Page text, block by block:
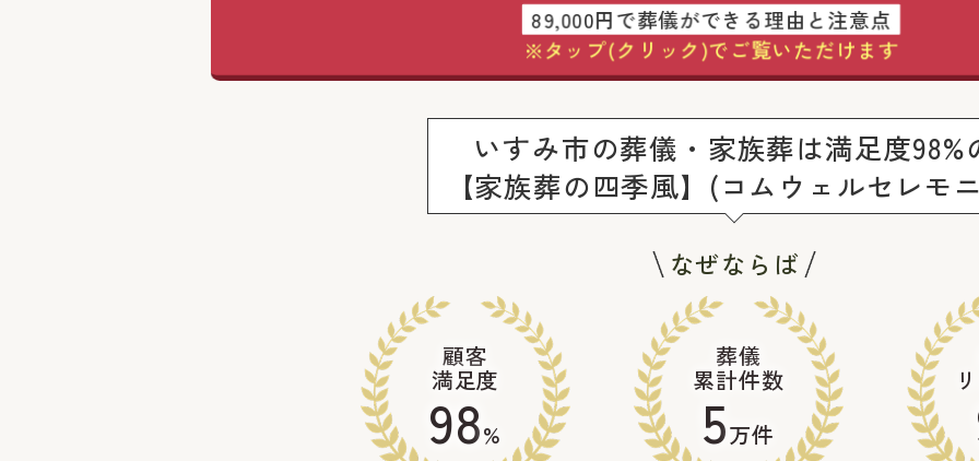
89,000円で葬儀ができる理由と注意点
※タップ(クリック)でご覧いただけます
いすみ市の葬儀・家族葬は満足度98%
【家族葬の四季風】(コムウェルセレモ
なぜならば
顧客
満足度
98%
葬儀
累計件数
5万件